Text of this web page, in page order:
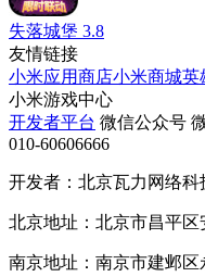
失落城堡 3.8
友情链接
小米应用商店小米商城英
小米游戏中心
开发者平台 微信公众号
010-60606666
开发者：北京瓦力网络科
北京地址：北京市昌平区
南京地址：南京市建邺